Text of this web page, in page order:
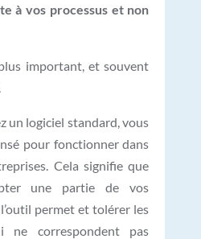
à vos processus et non
plus important, et souvent
un logiciel standard, vous
pour fonctionner dans
Cela signifie que
une partie de vos
permet et tolérer les
ne correspondent pas